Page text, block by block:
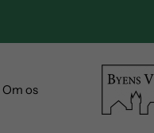
Om os
Byens
Vinhandel